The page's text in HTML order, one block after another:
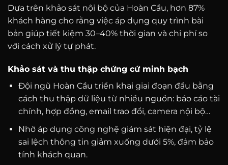
Dựa trên khảo sát nội bộ của Hoàn Cầu, hơn 87%
khách hàng cho rằng việc áp dụng quy trình bài
bản giúp tiết kiệm 30–40% thời gian và chi phí so
với cách xử lý tự phát.
Khảo sát và thu thập chứng cứ minh bạch
Đội ngũ Hoàn Cầu triển khai giai đoạn đầu bằng
cách thu thập dữ liệu từ nhiều nguồn: báo cáo tài
chính, hợp đồng, email trao đổi, camera nội bộ…
Nhờ áp dụng công nghệ giám sát hiện đại, tỷ lệ
sai lệch thông tin giảm xuống dưới 5%, đảm bảo
tính khách quan.